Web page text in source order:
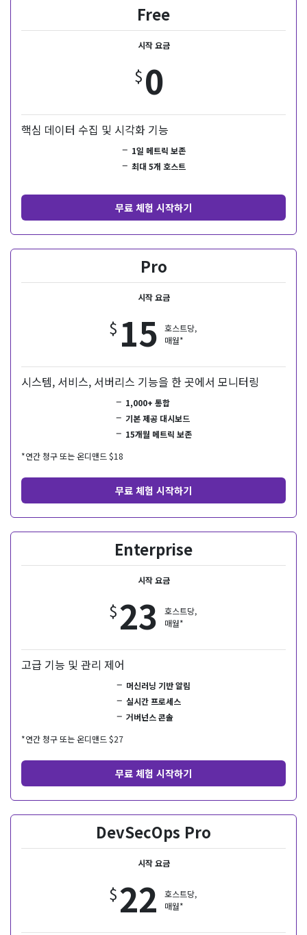
Free
시작 요금
$0
핵심 데이터 수집 및 시각화 기능
1일 메트릭 보존
최대 5개 호스트
무료 체험 시작하기
Pro
시작 요금
$ 15
호스트당,
매월*
시스템, 서비스, 서버리스 기능을 한 곳에서 모니터링
1,000+ 통합
기본 제공 대시보드
15개월 메트릭 보존
*연간 청구 또는 온디맨드 $18
무료 체험 시작하기
Enterprise
시작 요금
$23
호스트당,
매월*
고급 기능 및 관리 제어
머신러닝 기반 알림
실시간 프로세스
거버넌스 콘솔
*연간 청구 또는 온디맨드 $27
무료 체험 시작하기
DevSecOps Pro
시작 요금
$22
호스트당,
매월*